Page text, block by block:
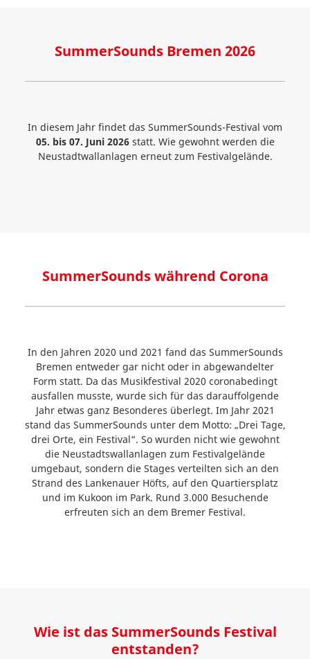
SummerSounds Bremen 2026
In diesem Jahr findet das SummerSounds-Festival vom
05. bis 07. Juni 2026statt. Wie gewohnt werden die
Neustadtwallanlagen erneut zum Festivalgelände.
SummerSounds während Corona
In den Jahren 2020 und 2021 fand das SummerSounds
Bremen entweder gar nicht oder in abgewandelter
Form statt. Da das Musikfestival 2020 coronabedingt
ausfallen musste, wurde sich für das darauffolgende
Jahr etwas ganz Besonderes überlegt. Im Jahr 2021
stand das SummerSounds unter dem Motto: „Drei Tage,
drei Orte, ein Festival“. So wurden nicht wie gewohnt
die Neustadtswallanlagen zum Festivalgelände
umgebaut, sondern die Stages verteilten sich an den
Strand des Lankenauer Höfts, auf den Quartiersplatz
und im Kukoon im Park. Rund 3.000 Besuchende
erfreuten sich an dem Bremer Festival.
Wie ist das SummerSounds Festival
entstanden?